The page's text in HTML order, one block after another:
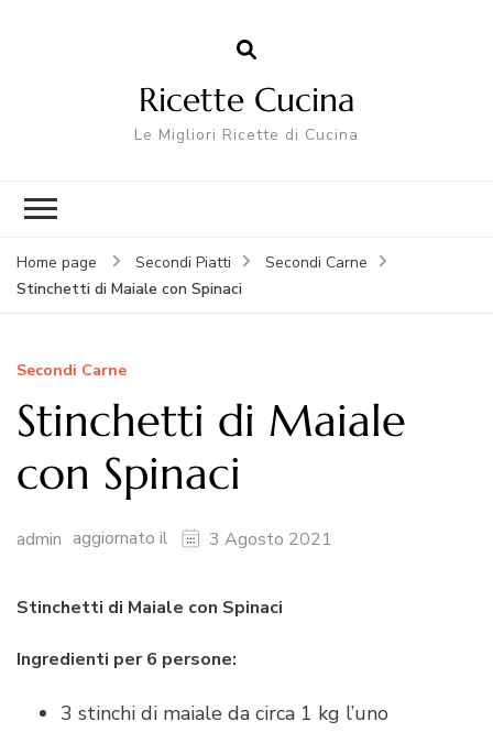
Ricette Cucina
Le Migliori Ricette di Cucina
Home page Secondi Piatti
Secondi Carne
Stinchetti di Maiale con Spinaci
Secondi Carne
Stinchetti di Maiale
con Spinaci
admin aggiornato il 3 Agosto 2021
Stinchetti di Maiale con Spinaci
Ingredienti per 6 persone:
3 stinchi di maiale da circa 1 kg l’uno